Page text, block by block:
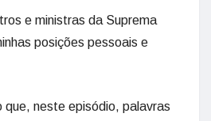
e ministras da Suprema
posições pessoais e
que, neste episódio, palavras